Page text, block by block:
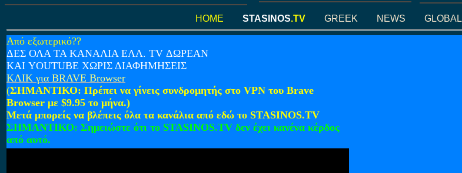
HOME STASINOS.TV GREEK NEWS GLOBAL
Από εξωτερικό??
ΔΕΣ ΟΛΑ ΤΑ ΚΑΝΑΛΙΑ ΕΛΛ. TV ΔΩΡΕΑΝ
ΚΑΙ YOUTUBE ΧΩΡΙΣ ΔΙΑΦΗΜΗΣΕΙΣ
ΚΛΙΚ για BRAVE Browser
(ΣΗΜΑΝΤΙΚΟ: Πρέπει να γίνεις συνδρομητής στο VPN του Brave
Browser με $9.95 το μήνα.)
Μετά μπορείς να βλέπεις όλα τα κανάλια από εδώ το STASINOS.TV
ΣΗΜΑΝΤΙΚΟ: Σημειώστε ότι το STASINOS.TV δεν έχει κανένα κέρδος
από αυτό.